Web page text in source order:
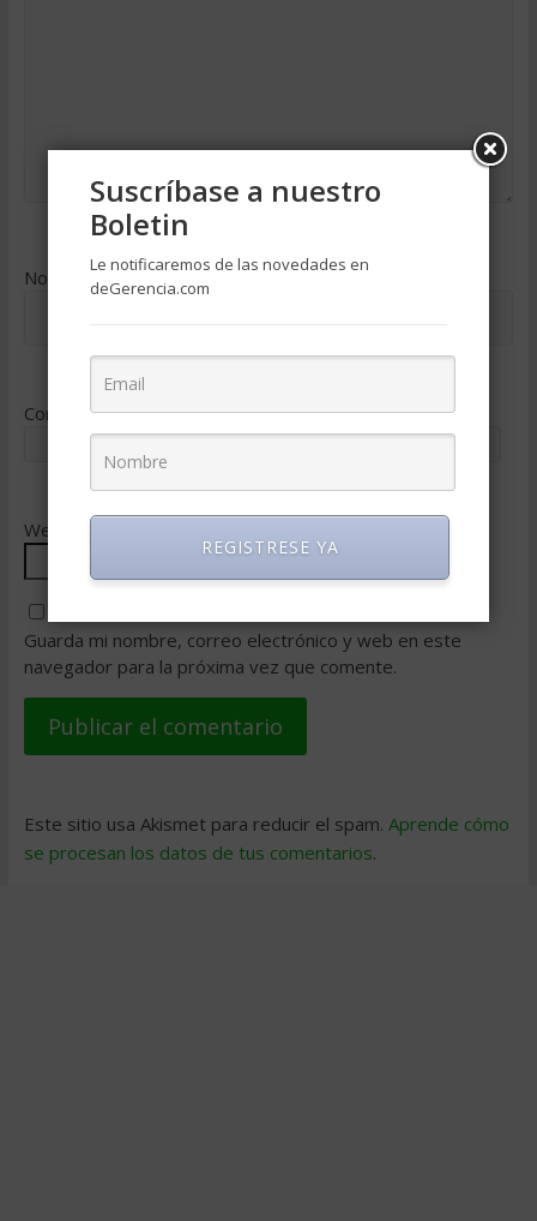
Nombre*
Correo electrónico*
Web
Guarda mi nombre, correo electrónico y web en este
navegador para la próxima vez que comente.
Este sitio usa Akismet para reducir el spam. Aprende cómo
se procesan los datos de tus comentarios.
Suscríbase a nuestro
Boletin
Le notificaremos de las novedades en
deGerencia.com
REGISTRESE YA